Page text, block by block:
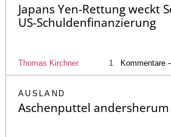
Japans Yen-Rettung weckt
US-Schuldenfinanzierung
Thomas Kirchner 1 Kommentare
AUSLAND
Aschenputtel andersherum